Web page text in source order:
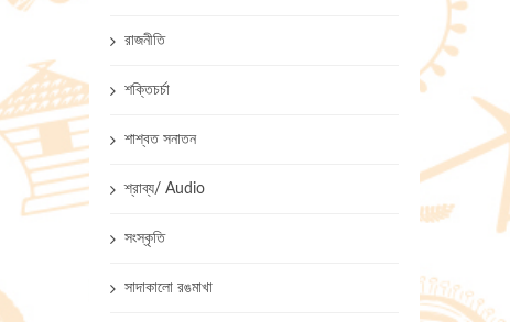
রাজনীতি
শক্তিচর্চা
শাশ্বত সনাতন
শ্রাব্য/ Audio
সংস্কৃতি
সাদাকালো রঙমাখা